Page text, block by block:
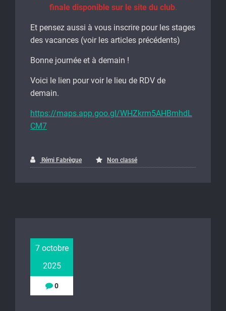
finale disponible sur le site du club.
Et pensez aussi à vous inscrire pour les stages
des vacances (voir les articles précédents)
Bonne journée et à demain !
Voici le lien pour voir le lieu de RDV de
demain.
https://maps.app.goo.gl/WHZkrm5AHBmhdL
CM7
Rémi Fabrègue Non classé
7 octobre
2025
0